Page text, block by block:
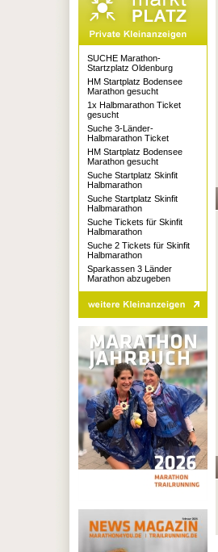
SUCHE Marathon-
Startzplatz Oldenburg
HM Startplatz Bodensee
Marathon gesucht
1x Halbmarathon Ticket
gesucht
Suche 3-Länder-
Halbmarathon Ticket
HM Startplatz Bodensee
Marathon gesucht
Suche Startplatz Skinfit
Halbmarathon
Suche Startplatz Skinfit
Halbmarathon
Suche Tickets für Skinfit
Halbmarathon
Suche 2 Tickets für Skinfit
Halbmarathon
Sparkassen 3 Länder
Marathon abzugeben